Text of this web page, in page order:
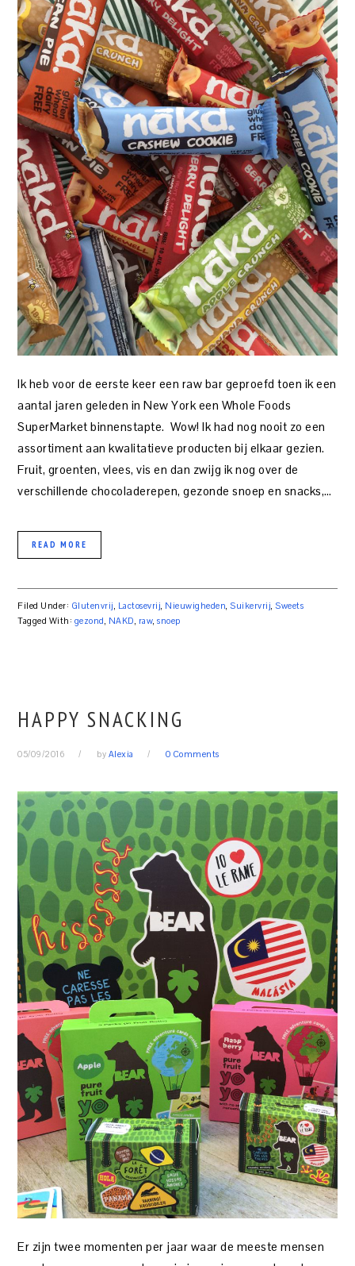
Ik heb voor de eerste keer een raw bar geproefd toen ik een
aantal jaren geleden in New York een Whole Foods
SuperMarket binnenstapte. Wow! Ik had nog nooit zo een
assortiment aan kwalitatieve producten bij elkaar gezien.
Fruit, groenten, vlees, vis en dan zwijg ik nog over de
verschillende chocoladerepen, gezonde snoep en snacks,…
READ MORE
Filed Under: Glutenvrij, Lactosevrij, Nieuwigheden,Suikervrij,Sweets
Tagged With: gezond, NAKD, raw,snoep
HAPPY SNACKING
05/09/2016 by Alexia 0 Comments
Er zijn twee momenten per jaar waar de meeste mensen